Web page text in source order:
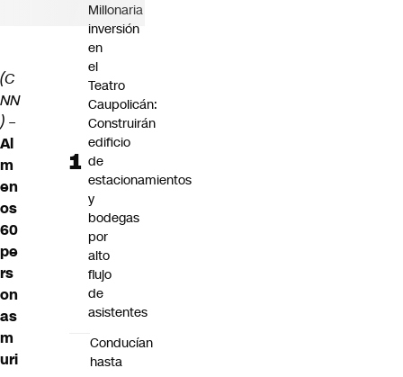
(C
NN
) –
Al
m
en
os
60
pe
rs
on
as
m
uri
Millonaria
inversión
en
el
Teatro
Caupolicán:
Construirán
edificio
de
estacionamientos
y
bodegas
por
alto
flujo
de
asistentes
Conducían
hasta